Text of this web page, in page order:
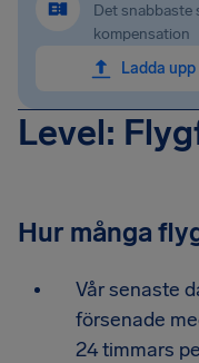
Det snabbaste
kompensation
Ladda upp
Level:
Hur många
Vår senaste
försenade
24 timmars